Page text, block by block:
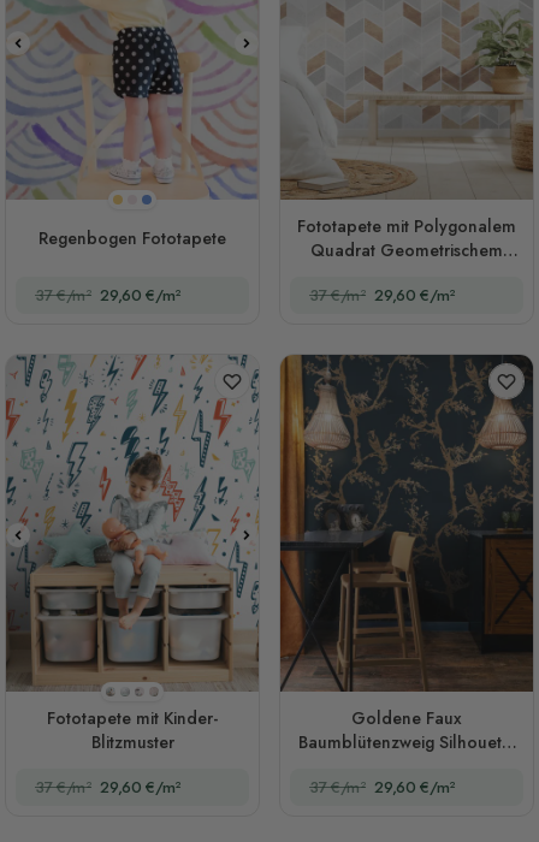
Buntes
Rosa
Blau
Regenbogen Fototapete
37 €/m² 29,60 €/m²
Fototapete mit Polygonalem
Quadrat Geometrischem
37 €/m² 29,60 €/m²
Stil 1Stil 2
Stil 3
Stil 4
Fototapete mit Kinder-
Blitzmuster
37 €/m² 29,60 €/m²
Goldene Faux
Baumblütenzweig Silhouette
37 €/m² 29,60 €/m²